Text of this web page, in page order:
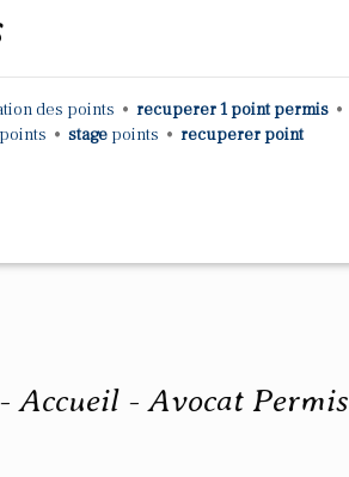
des points • recuperer 1 point permis •
• stage points • recuperer point
- Avocat Permis